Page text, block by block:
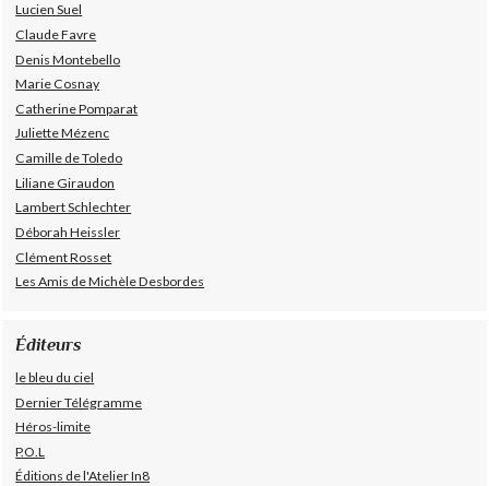
Lucien Suel
Claude Favre
Denis Montebello
Marie Cosnay
Catherine Pomparat
Juliette Mézenc
Camille de Toledo
Liliane Giraudon
Lambert Schlechter
Déborah Heissler
Clément Rosset
Les Amis de Michèle Desbordes
Éditeurs
le bleu du ciel
Dernier Télégramme
Héros-limite
P.O.L
Éditions de l'Atelier In8